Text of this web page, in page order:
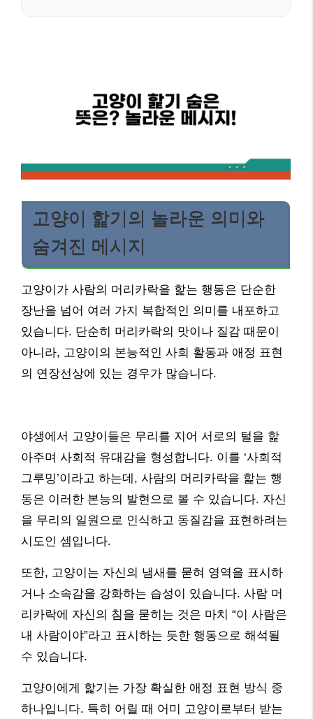
고양이 핥기의 놀라운 의미와
숨겨진 메시지
고양이가 사람의 머리카락을 핥는 행동은 단순한
장난을 넘어 여러 가지 복합적인 의미를 내포하고
있습니다. 단순히 머리카락의 맛이나 질감 때문이
아니라, 고양이의 본능적인 사회 활동과 애정 표현
의 연장선상에 있는 경우가 많습니다.
야생에서 고양이들은 무리를 지어 서로의 털을 핥
아주며 사회적 유대감을 형성합니다. 이를 ‘사회적
그루밍’이라고 하는데, 사람의 머리카락을 핥는 행
동은 이러한 본능의 발현으로 볼 수 있습니다. 자신
을 무리의 일원으로 인식하고 동질감을 표현하려는
시도인 셈입니다.
또한, 고양이는 자신의 냄새를 묻혀 영역을 표시하
거나 소속감을 강화하는 습성이 있습니다. 사람 머
리카락에 자신의 침을 묻히는 것은 마치 “이 사람은
내 사람이야”라고 표시하는 듯한 행동으로 해석될
수 있습니다.
고양이에게 핥기는 가장 확실한 애정 표현 방식 중
하나입니다. 특히 어릴 때 어미 고양이로부터 받는